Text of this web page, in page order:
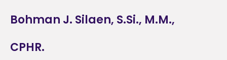
Bohman J. Silaen, S.Si., M.M.,
CPHR.